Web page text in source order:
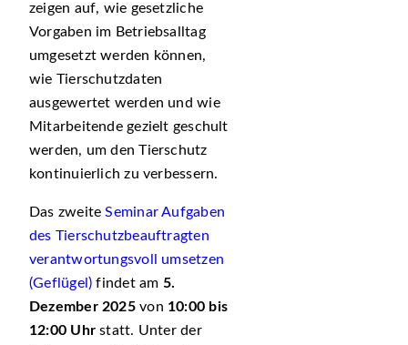
zeigen auf, wie gesetzliche
Vorgaben im Betriebsalltag
umgesetzt werden können,
wie Tierschutzdaten
ausgewertet werden und wie
Mitarbeitende gezielt geschult
werden, um den Tierschutz
kontinuierlich zu verbessern.
Das zweiteSeminar Aufgaben
des Tierschutzbeauftragten
verantwortungsvoll umsetzen
(Geflügel) findet am 5.
Dezember 2025von 10:00 bis
12:00 Uhrstatt. Unter der